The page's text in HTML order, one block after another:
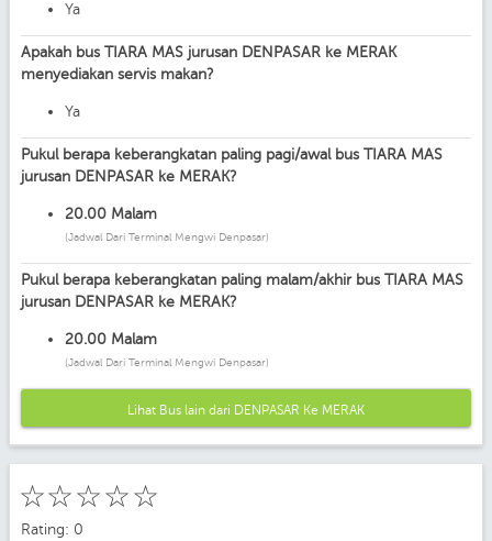
Ya
Apakah bus TIARA MAS jurusan DENPASAR ke MERAK
menyediakan servis makan?
Ya
Pukul berapa keberangkatan paling pagi/awal bus TIARA MAS
jurusan DENPASAR ke MERAK?
20.00 Malam
(Jadwal Dari Terminal Mengwi Denpasar)
Pukul berapa keberangkatan paling malam/akhir bus TIARA MAS
jurusan DENPASAR ke MERAK?
20.00 Malam
(Jadwal Dari Terminal Mengwi Denpasar)
Lihat Bus lain dari DENPASAR Ke MERAK
☆
☆
☆
☆
☆
Rating: 0